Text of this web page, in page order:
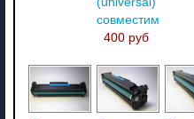
совместимый
400 руб